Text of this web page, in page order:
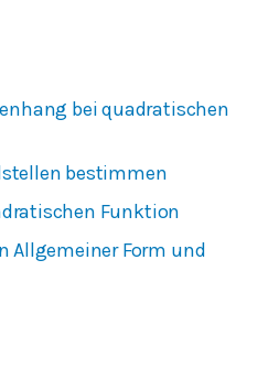
bei quadratischen
bestimmen
Funktion
Allgemeiner Form und